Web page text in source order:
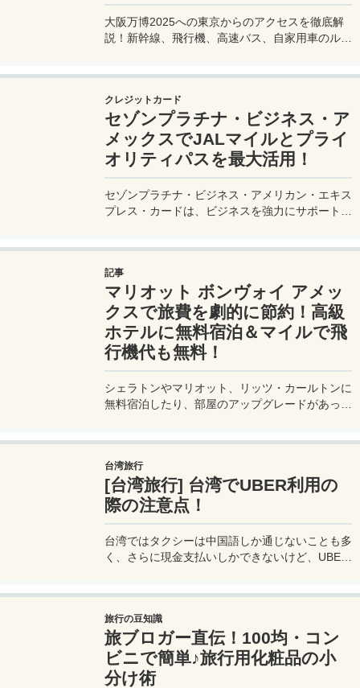
大阪万博2025への東京からのアクセスを徹底解
説！新幹線、飛行機、高速バス、自家用車のルー
クレジットカード
セゾンプラチナ・ビジネス・ア
メックスでJALマイルとプライ
オリティパスを最大活用！
セゾンプラチナ・ビジネス・アメリカン・エキス
プレス・カードは、ビジネスを強力にサポートす
最適です。初年度の年会費無料も魅力。ステータ
スと実用性を兼ね備えたビジネスカードで、あな
たのビジネスをワンランクアップさせませんか？
記事
マリオット ボンヴォイ アメッ
クスで旅費を劇的に節約！高級
ホテルに無料宿泊＆マイルで飛
行機代も無料！
シェラトンやマリオット、リッツ・カールトンに
無料宿泊したり、部屋のアップグレードがあった
カード 」の魅力とメリット、デメリットを交え
詳しく紹介していきたい。
台湾旅行
[台湾旅行] 台湾でUBER利用の
際の注意点！
台湾ではタクシーは中国語しか通じないことも多
く、さらに現金支払いしかできないけど、UBER
舞われることもあるので注意が必要だ。
旅行の豆知識
旅ブロガー直伝！100均・コン
ビニで簡単♪旅行用化粧品の小
分け術